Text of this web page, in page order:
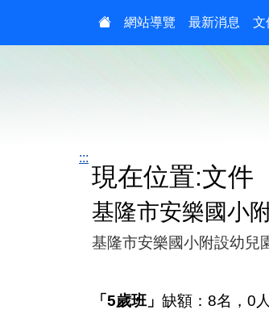
網站導覽
最新消息 文
:::
現在位置:文件
基隆市安樂國小
基隆市安樂國小附設幼兒
「 5歲班」 缺額： 8名， 0